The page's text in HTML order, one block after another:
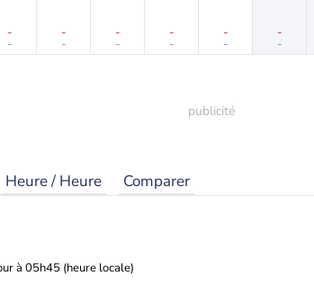
-
-
-
-
-
-
-
-
-
-
-
-
Heure / Heure Comparer
à 05h45 (heure locale)